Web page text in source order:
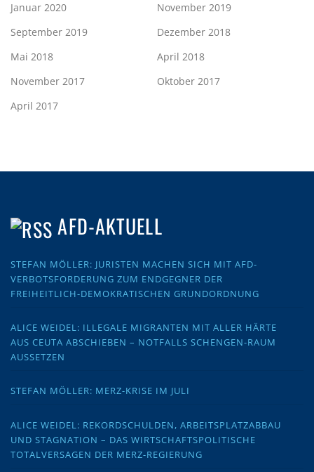
Januar 2020
November 2019
September 2019
Dezember 2018
Mai 2018
April 2018
November 2017
Oktober 2017
April 2017
AFD-AKTUELL
STEFAN MÖLLER: JURISTEN MACHEN SICH MIT AFD-
VERBOTSFORDERUNG ZUM ENDGEGNER DER
FREIHEITLICH-DEMOKRATISCHEN GRUNDORDNUNG
ALICE WEIDEL: ILLEGALE MIGRANTEN MIT ALLER HÄRTE
AUS CEUTA ABSCHIEBEN – NOTFALLS SCHENGEN-RAUM
AUSSETZEN
STEFAN MÖLLER: MERZ-KRISE IM JULI
ALICE WEIDEL: REKORDSCHULDEN, ARBEITSPLATZABBAU
UND STAGNATION – DAS WIRTSCHAFTSPOLITISCHE
TOTALVERSAGEN DER MERZ-REGIERUNG